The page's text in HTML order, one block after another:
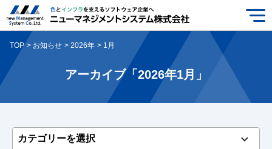
TOP お知らせ 2026年 1月
アーカイブ「2026年1月」